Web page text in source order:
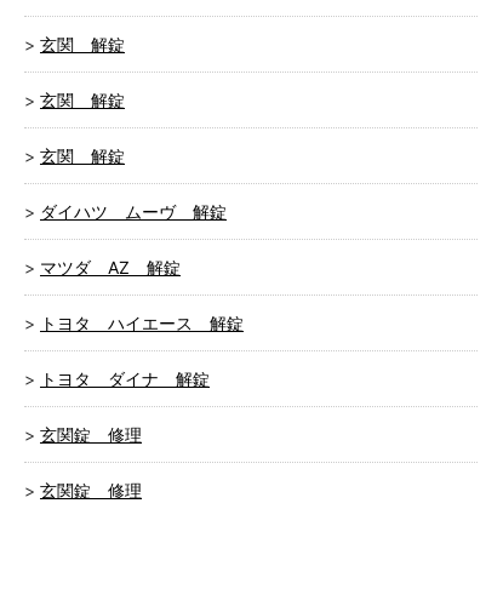
玄関 解錠
玄関 解錠
玄関 解錠
ダイハツ ムーヴ 解錠
マツダ AZ 解錠
トヨタ ハイエース 解錠
トヨタ ダイナ 解錠
玄関錠 修理
玄関錠 修理